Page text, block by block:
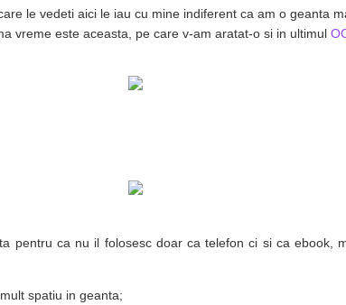
le vedeti aici le iau cu mine indiferent ca am o geanta
vreme este aceasta, pe care v-am aratat-o si in ultimul
pentru ca nu il folosesc doar ca telefon ci si ca ebook,
spatiu in geanta;